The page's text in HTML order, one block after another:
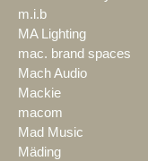
m.i.b
MA Lighting
mac. brand spaces
Mach Audio
Mackie
macom
Mad Music
Mäding